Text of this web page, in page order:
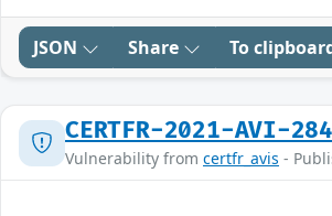
JSON Share To
CERTFR-2021-AVI-284
Vulnerability from certfr_avis -